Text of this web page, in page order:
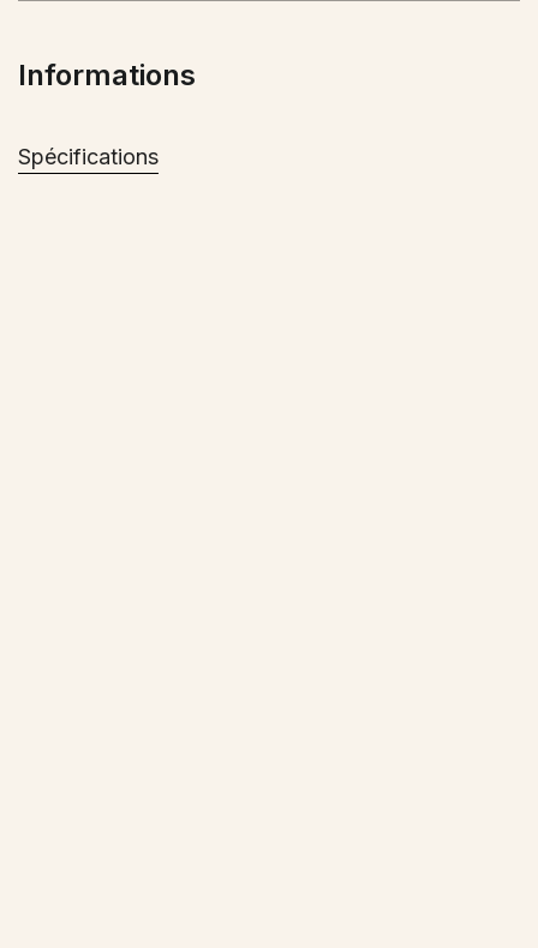
demeure.Offrant une performance en chauffage
climatisation, la thermopompe Capella MZ sera
Informations
Spécifications